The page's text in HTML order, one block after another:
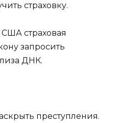
страховку.
страховая
запросить
ДНК.
преступления.